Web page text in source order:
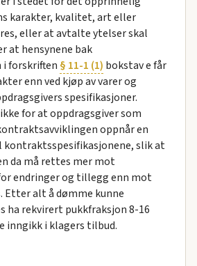
karakter, kvalitet, art eller
eller at avtalte ytelser skal
at hensynene bak
i forskriften § 11-1 (1) bokstav e får
enn ved kjøp av varer og
spesifikasjoner.
for at oppdragsgiver som
oppnår en
kontraktsspesifikasjonene, slik at
da må rettes mer mot
endringer og tillegg enn mot
Etter alt å dømme kunne
ha rekvirert pukkfraksjon 8-16
inngikk i klagers tilbud.